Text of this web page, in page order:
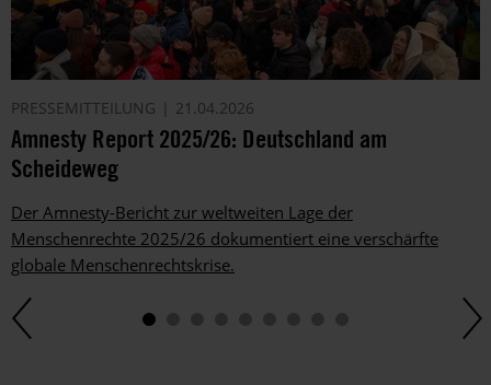
PRESSEMITTEILUNG 21.04.2026
Amnesty Report 2025/26: Deutschland am
Scheideweg
Der Amnesty-Bericht zur weltweiten Lage der
Menschenrechte 2025/26 dokumentiert eine verschärfte
globale Menschenrechtskrise.